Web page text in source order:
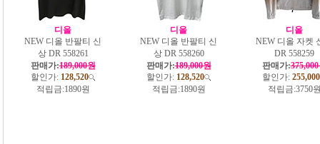
디올
NEW 디올 반팔티 신
상 DR 558261
판매가:189,000원
할인가: 128,520
적립금:1890원
디올
NEW 디올 반팔티 신
상 DR 558260
판매가:189,000원
할인가: 128,520
적립금:1890원
디올
NEW 디올 자켓
DR 558259
판매가:
할인가: 255,000
적립금:3750